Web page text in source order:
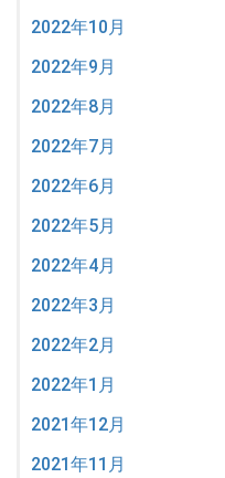
2022年10月
2022年9月
2022年8月
2022年7月
2022年6月
2022年5月
2022年4月
2022年3月
2022年2月
2022年1月
2021年12月
2021年11月